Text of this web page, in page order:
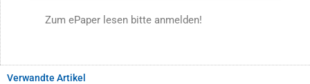
Zum ePaper lesen bitte anmelden!
Verwandte Artikel